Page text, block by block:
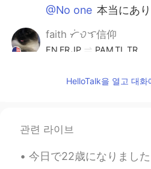
@No one 本当にあ
faith ᜆᜒᜏᜎ信仰
EN FRJP PAM TL TR
@mill
faith ᜆᜒᜏᜎ信仰
HelloTalk을 열고 대화
관련 라이브
今日で22歳になりましたっ🎂 家族、周りにいる。大切な方々いつも応援してくれる。みなさまありがとうございます！